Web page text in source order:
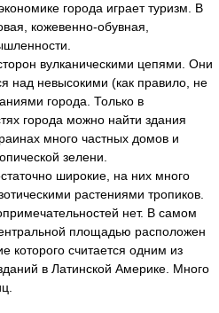
города играет туризм. В
кожевенно-обувная,
вулканическими цепями. Они
над невысокими (как правило, не
города. Только в
города можно найти здания
много частных домов и
зелени.
широкие, на них много
растениями тропиков.
нет. В самом
площадью расположен
которого считается одним из
в Латинской Америке. Много